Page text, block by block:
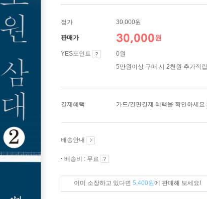
정가 30,000원
판매가 30,000원
YES포인트
0원
5만원이상 구매 시 2천원 추가적립
결제혜택 카드/간편결제 혜택을 확인하세요
배송안내
배송비 : 무료
이미 소장하고 있다면 5,400원에 판매해 보세요!